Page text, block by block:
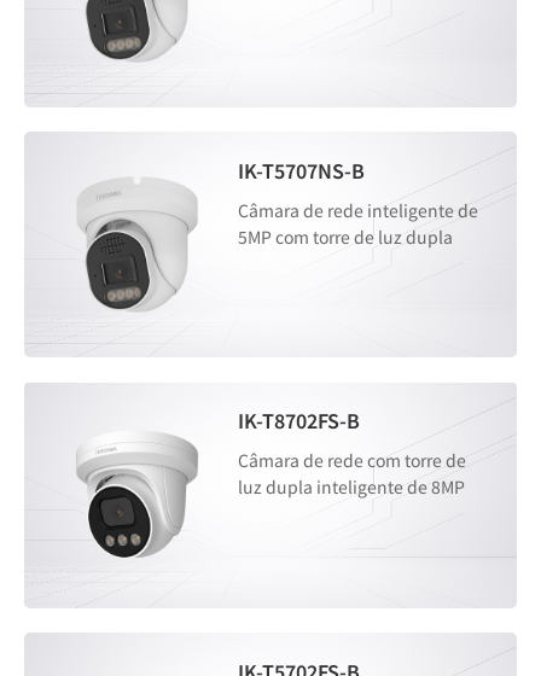
IK-T5707NS-B
Câmara de rede inteligente de
5MP com torre de luz dupla
IK-T8702FS-B
Câmara de rede com torre de
luz dupla inteligente de 8MP